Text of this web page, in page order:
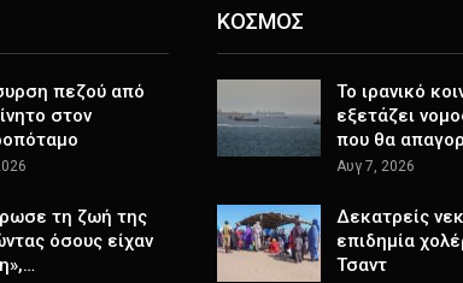
πεζού από
στον
τη ζωή της
όσους είχαν
ΚΟΣΜΟΣ
Το ιρανικό
εξετάζει
που θα
Αυγ 7, 2026
Δεκατρείς
επιδημία
Τσαντ